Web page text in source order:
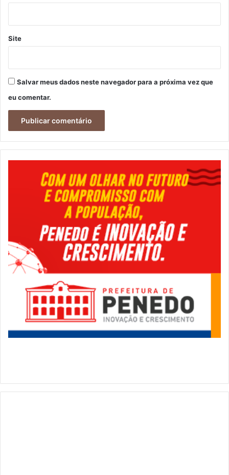
Site
Salvar meus dados neste navegador para a próxima vez que
eu comentar.